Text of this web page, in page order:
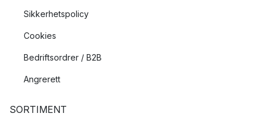
Sikkerhetspolicy
Cookies
Bedriftsordrer / B2B
Angrerett
SORTIMENT